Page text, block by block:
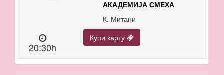
АКАДЕМИЈА СМЕХА
К. Митани
20:30h
Купи карту